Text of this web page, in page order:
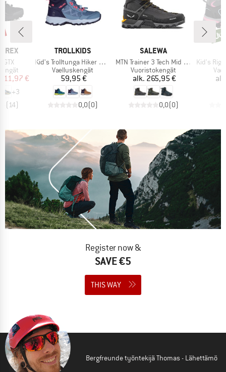
hinta
111,97 €
+3
( 14)
MERKKI
TROLLKIDS
Tuote
Kid's Trolltunga Hiker Mid XT
Tuoteryhmä
Vaelluskengät
Hinta
59,95 €
0,0(0)
MERKKI
SALEWA
Tuote
MTN Trainer 3 Tech Mid GTX
Tuoteryhmä
Vuoristokengät
Hinta
alk. 265,95 €
0,0(0)
Tuote
Kid's Rigel 2.0 Mid
Uusi
Register now &
SAVE €5
THIS WAY
Bergfreunde työntekijä Thomas - Lähettämö